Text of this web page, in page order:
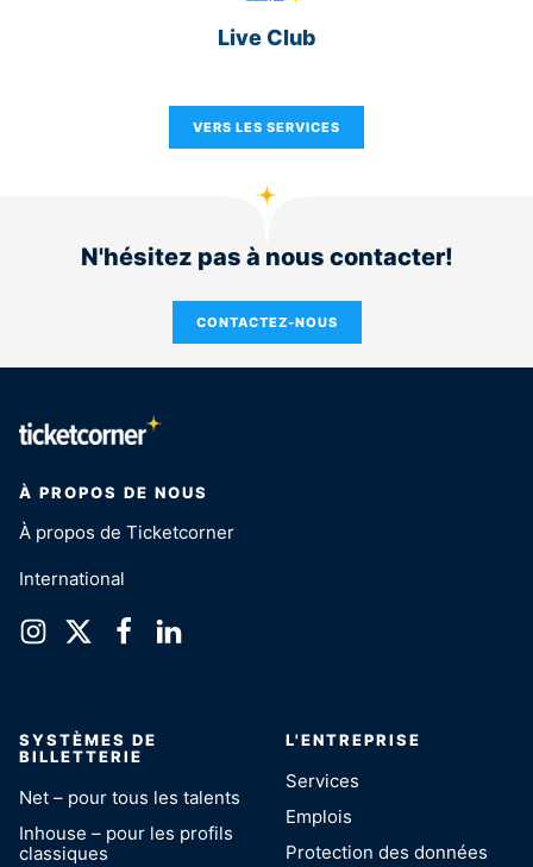
Live Club
VERS LES SERVICES
N'hésitez pas à nous contacter!
CONTACTEZ-NOUS
À PROPOS DE NOUS
À propos de Ticketcorner
International
SYSTÈMES DE
BILLETTERIE
Net – pour tous les talents
Inhouse – pour les profils
classiques
L'ENTREPRISE
Services
Emplois
Protection des données